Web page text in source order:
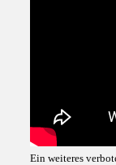
Ein weiteres